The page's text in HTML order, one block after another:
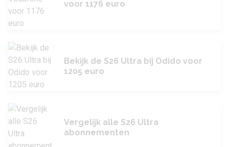
voor 1176 euro
Bekijk de S26 Ultra bij Odido voor
1205 euro
Vergelijk alle S26 Ultra
abonnementen